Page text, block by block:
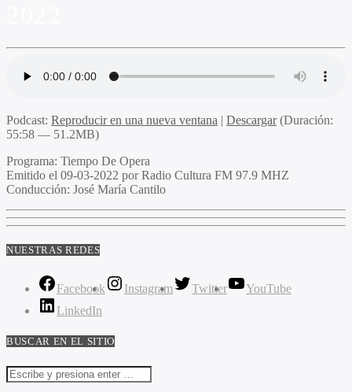
Podcast: Reproducir en una nueva ventana | Descargar(Duración:
55:58 — 51.2MB)
Programa: Tiempo De Opera
Emitido el 09-03-2022 por Radio Cultura FM 97.9 MHZ
Conducción: José María Cantilo
NUESTRAS REDES
Facebook Instagram Twitter
YouTube
LinkedIn
BUSCAR EN EL SITIO